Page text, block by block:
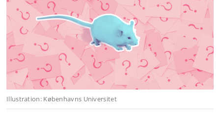
Illustration: Københavns Universitet